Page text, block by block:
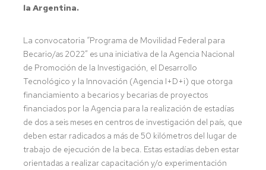
la Argentina.
La convocatoria “Programa de Movilidad Federal para
Becario/as 2022” es una iniciativa de la Agencia Nacional
de Promoción de la Investigación, el Desarrollo
Tecnológico y la Innovación (Agencia I+D+i) que otorga
financiamiento a becarios y becarias de proyectos
financiados por la Agencia para la realización de estadías
de dos a seis meses en centros de investigación del país, que
deben estar radicados a más de 50 kilómetros del lugar de
trabajo de ejecución de la beca. Estas estadías deben estar
orientadas a realizar capacitación y/o experimentación